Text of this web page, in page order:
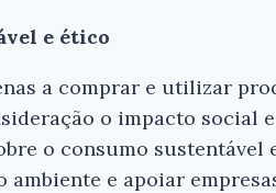
e ético
a comprar e utilizar
o impacto social
o consumo
e apoiar